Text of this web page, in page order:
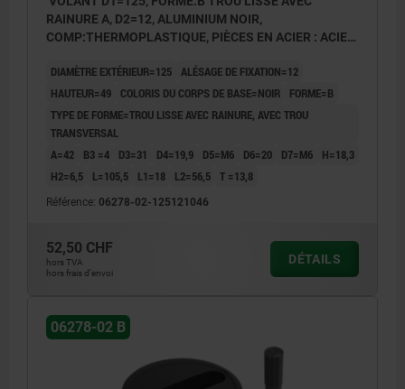
RAINURE A, D2=12, ALUMINIUM NOIR,
COMP:THERMOPLASTIQUE, PIÈCES EN ACIER : ACIER,
DIAMÈTRE EXTÉRIEUR=125 ALÉSAGE DE FIXATION=12
HAUTEUR=49
COLORIS DU CORPS DE BASE=NOIR
FORME=B
TYPE DE FORME=TROU LISSE AVEC RAINURE, AVEC TROU
TRANSVERSAL
A=42
B3 =4 D3=31 D4=19,9 D5=M6 D6=20 D7=M6
H=18,3
H2=6,5
L=105,5 L1=18 L2=56,5 T =13,8
Référence: 06278-02-125121046
52,50 CHF
hors TVA
hors frais d’envoi
DÉTAILS
06278-02 B